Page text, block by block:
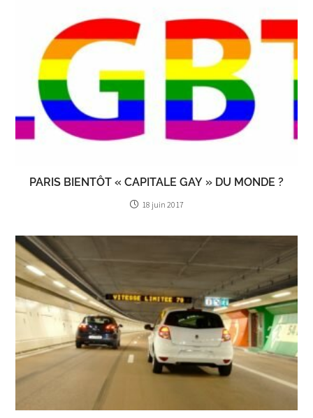
PARIS BIENTÔT « CAPITALE GAY » DU MONDE ?
18 juin 2017